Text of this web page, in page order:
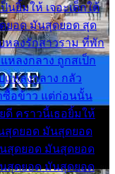
ยิ้มให้ เจอะเด็กใต้
ยอด มันสุดยอด สุด
หลงรักสาวราม ที่พัก
หลงกลาง ถูกสเป็ก
แหลงกลาง กลัว
ซื้อข้าว แต่ก่อนนั้น
ดี คราวนี้เธอยิ้มให้
สุดยอด มันสุดยอด
สุดยอด มันสุดยอด
สุดยอด มันสุดยอด